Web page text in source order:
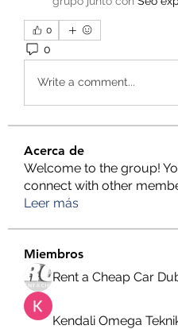
0
0
Write a comment...
Acerca de
Welcome to the group!
connect with other
Leer más
Miembros
Rent a Cheap Car
Kendali Omega